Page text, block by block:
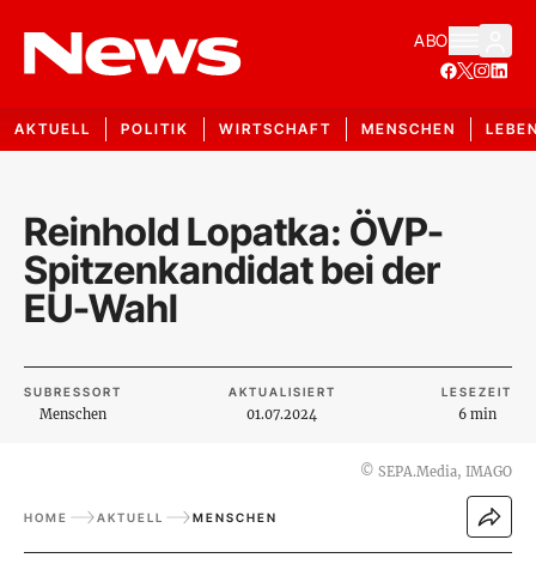
ABO
AKTUELL POLITIK WIRTSCHAFT MENSCHEN
Reinhold Lopatka: ÖVP-
Spitzenkandidat bei der
EU-Wahl
SUBRESSORT
Menschen
AKTUALISIERT
01.07.2024
LESEZEIT
6 min
© SEPA.Media, IMAGO
HOME AKTUELL MENSCHEN